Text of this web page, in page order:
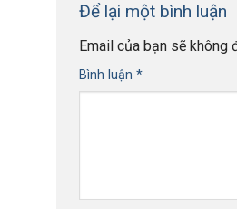
Để lại một bình luận
Email của bạn sẽ không
Bình luận *